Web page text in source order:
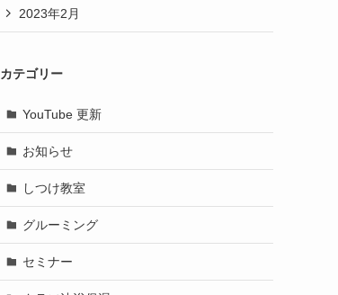
2023年2月
カテゴリー
YouTube 更新
お知らせ
しつけ教室
グルーミング
セミナー